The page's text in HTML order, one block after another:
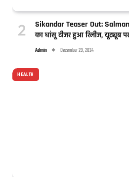
Sikandar Teaser Out:
का धांसू टीजर हुआ रिलीज, यूट्यूब
Admin December 29, 2024
HEALTH